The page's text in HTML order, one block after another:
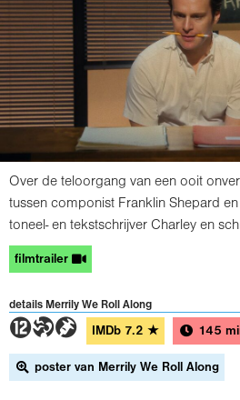
Over de teloorgang van een ooit
tussen componist Franklin Shepard
toneel- en tekstschrijver Charley en
filmtrailer
details Merrily We Roll Along
4TH IMDb 7.2 ★ 145
poster van Merrily We Roll Along